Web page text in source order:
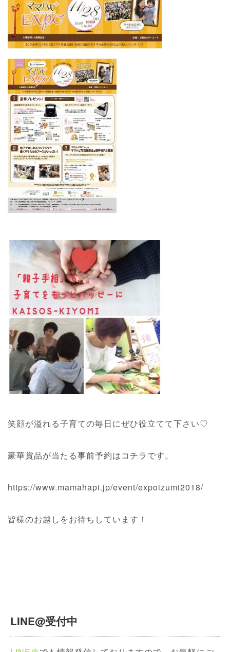
笑顔が溢れる子育ての毎日にぜひ役立てて下さい♡
豪華賞品が当たる事前予約はコチラです。
https://www.mamahapi.jp/event/expoizumi2018/
皆様のお越しをお待ちしています！
LINE@受付中